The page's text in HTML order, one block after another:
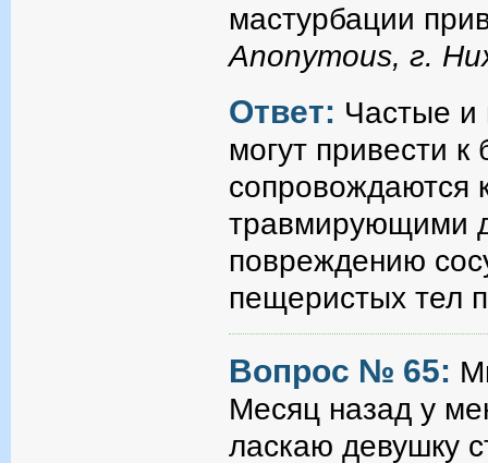
мастурбации
Anonymous, г.
Ответ: Частые и
могут привести
сопровождаются
травмирующими
повреждению
пещеристых тел
Вопрос № 65:
Месяц назад у
ласкаю девушку